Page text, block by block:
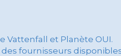
Vattenfall et Planète OUI.
fournisseurs